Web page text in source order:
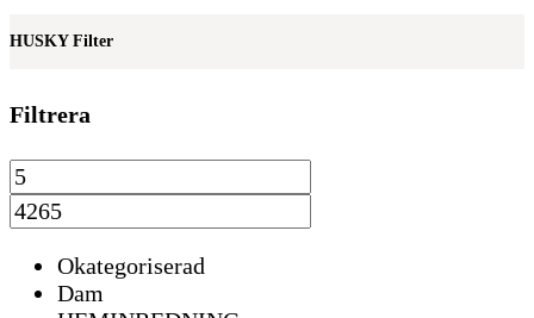
HUSKY Filter
Filtrera
Okategoriserad
Dam